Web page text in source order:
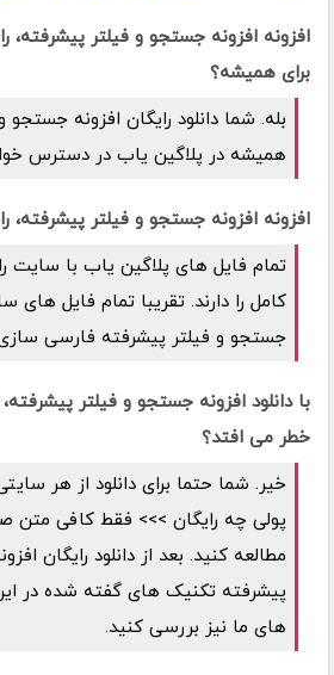
افزونه افزونه جستجو و فیلتر پیشرفته،
برای همیشه؟
بله. شما دانلود رایگان افزونه جستجو
همیشه در پلاگین یاب در دسترس
افزونه افزونه جستجو و فیلتر
تمام فایل های پلاگین یاب با سایت
کامل را دارند. تقریبا تمام فایل های
جستجو و فیلتر پیشرفته فارسی
با دانلود افزونه جستجو و فیلتر
خطر می افتد؟
خیر. شما حتما برای دانلود از هر
پولی چه رایگان >>> فقط کافی
مطالعه کنید. بعد از دانلود رایگان
پیشرفته تکنیک های گفته شده در
های ما نیز بررسی کنید.